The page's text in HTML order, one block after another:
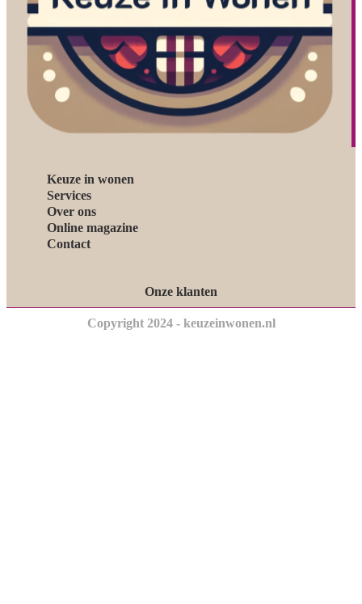
Keuze in wonen
Services
Over ons
Online magazine
Contact
Onze klanten
Copyright 2024 - keuzeinwonen.nl